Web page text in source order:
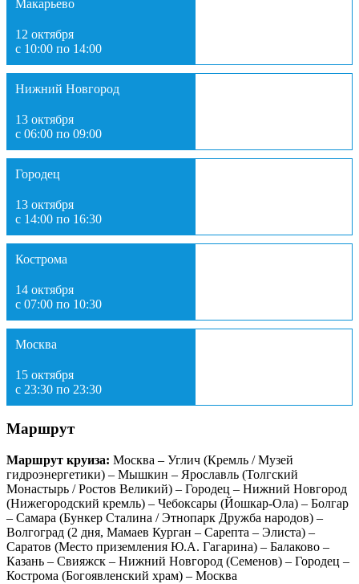
Макарьево
12 октября
с 10:00 по 14:00
Нижний Новгород
13 октября
с 06:00 по 09:00
Городец
13 октября
с 14:00 по 16:30
Кострома
14 октября
с 07:00 по 10:30
Москва
15 октября
с 23:30 по 23:30
Маршрут
Маршрут круиза: Москва – Углич (Кремль / Музей
гидроэнергетики) – Мышкин – Ярославль (Толгский
Монастырь / Ростов Великий) – Городец – Нижний Новгород
(Нижегородский кремль) – Чебоксары (Йошкар-Ола) – Болгар
– Самара (Бункер Сталина / Этнопарк Дружба народов) –
Волгоград (2 дня, Мамаев Курган – Сарепта – Элиста) –
Саратов (Место приземления Ю.А. Гагарина) – Балаково –
Казань – Свияжск – Нижний Новгород (Семенов) – Городец –
Кострома (Богоявленский храм) – Москва